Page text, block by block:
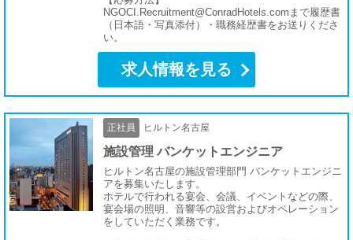
NGOCI.Recruitment@ConradHotels.comまで履歴書
（日本語・写真添付）・職務経歴書をお送りくださ
い。
求人情報を見る
正社員 ヒルトン名古屋
施設管理 バンケットエンジニア
ヒルトン名古屋の施設管理部門 バンケットエンジニ
アを募集いたします。
ホテルで行われる宴会、会議、イベントなどの際、
宴会場の照明、音響等の設営およびオペレーション
をしていただく業務です。